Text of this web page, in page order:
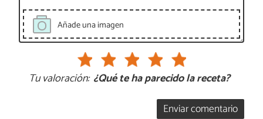
Añade una imagen
Tu valoración: ¿Qué te ha parecido la receta?
Enviar comentario